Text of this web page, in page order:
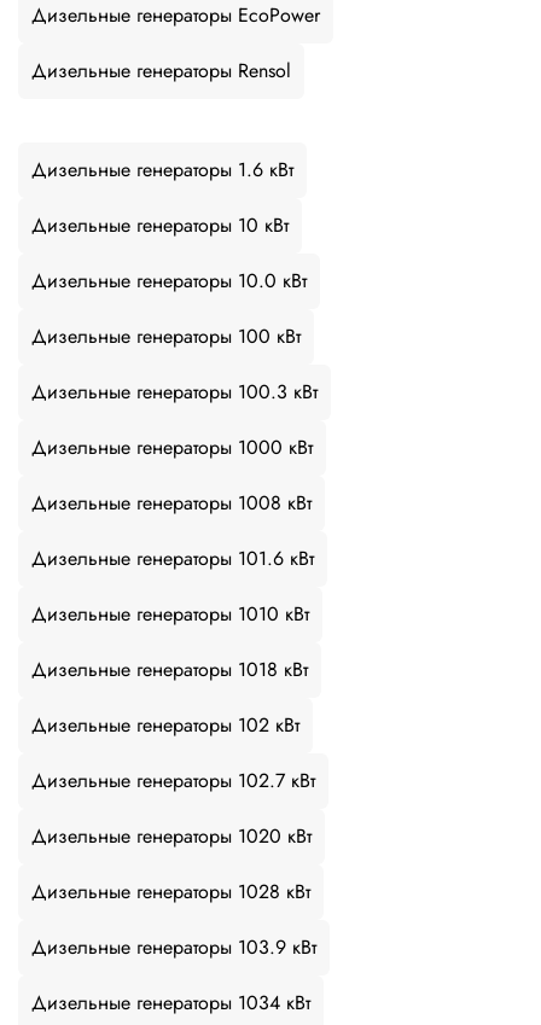
Дизельные генераторы EcoPower
Дизельные генераторы Rensol
Дизельные генераторы 1.6 кВт
Дизельные генераторы 10 кВт
Дизельные генераторы 10.0 кВт
Дизельные генераторы 100 кВт
Дизельные генераторы 100.3 кВт
Дизельные генераторы 1000 кВт
Дизельные генераторы 1008 кВт
Дизельные генераторы 101.6 кВт
Дизельные генераторы 1010 кВт
Дизельные генераторы 1018 кВт
Дизельные генераторы 102 кВт
Дизельные генераторы 102.7 кВт
Дизельные генераторы 1020 кВт
Дизельные генераторы 1028 кВт
Дизельные генераторы 103.9 кВт
Дизельные генераторы 1034 кВт